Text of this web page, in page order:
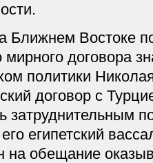
Ближнем Востоке
договора
политики
договор с
затруднительным
египетский
на обещание